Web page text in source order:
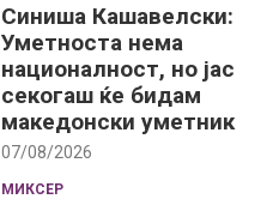
Синиша Кашавелски:
Уметноста нема
националност, но јас
секогаш ќе бидам
македонски уметник
07/08/2026
МИКСЕР